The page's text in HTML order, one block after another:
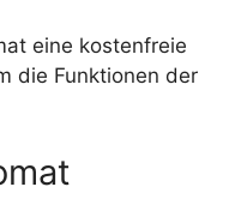
eine kostenfreie
die Funktionen der